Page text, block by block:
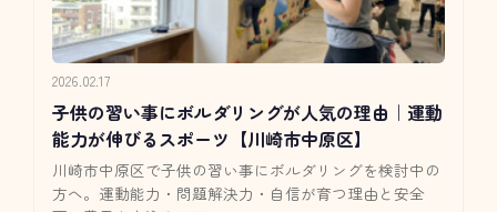
2026.02.17
子供の習い事にボルダリングが人気の理由｜運動
能力が伸びるスポーツ【川崎市中原区】
川崎市中原区で子供の習い事にボルダリングを検討中の
方へ。運動能力・問題解決力・自信が育つ理由と安全